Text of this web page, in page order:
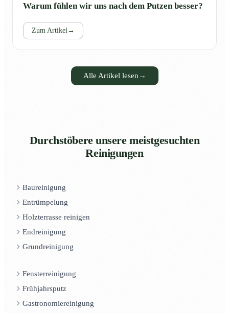
Warum fühlen wir uns nach dem Putzen besser?
Zum Artikel →
Alle Artikel lesen →
Durchstöbere unsere meistgesuchten
Reinigungen
Baureinigung
Entrümpelung
Holzterrasse reinigen
Endreinigung
Grundreinigung
Fensterreinigung
Frühjahrsputz
Gastronomiereinigung